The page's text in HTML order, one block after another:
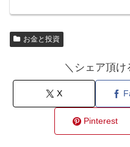
お金と投資
＼シェア頂け
X
Pinterest